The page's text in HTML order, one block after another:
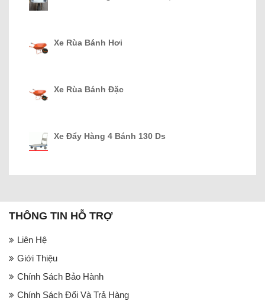
Xe Rùa Bánh Hơi
Xe Rùa Bánh Đặc
Xe Đẩy Hàng 4 Bánh 130 Ds
THÔNG TIN HỖ TRỢ
Liên Hệ
Giới Thiệu
Chính Sách Bảo Hành
Chính Sách Đổi Và Trả Hàng